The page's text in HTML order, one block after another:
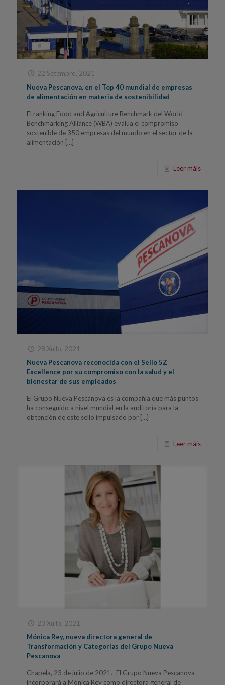
22 Setembro, 2021
Nueva Pescanova, en el Top 40 mundial de empresas
de alimentación en materia de sostenibilidad
El ranking Food and Agriculture Benchmark del World
Benchmarking Alliance (WBA) evalúa el compromiso
sostenible de 350 empresas del mundo en el sector de la
alimentación […]
Leer máis
28 Xullo, 2021
Nueva Pescanova reconocida con el Sello 5Z
Excellence por su compromiso con la salud y el
bienestar de sus empleados
El Grupo Nueva Pescanova es la compañía que más puntos
ha conseguido a nivel mundial en la auditoría para la
obtención de este sello impulsado por […]
Leer máis
23 Xullo, 2021
Mónica Rey, nueva directora general de
Transformación y Categorías del Grupo Nueva
Pescanova
Chapela, 23 de julio de 2021.- El Grupo Nueva Pescanova
incorporará a Mónica Rey como directora general de